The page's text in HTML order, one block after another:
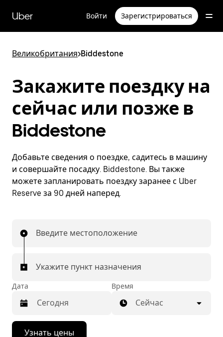
перейти
к
содержимому
Uber Войти Зарегистрироваться
Великобритания>Biddestone
Закажите поездку на
сейчас или позже в
Biddestone
Добавьте сведения о поездке, садитесь в машину
и совершайте посадку. Biddestone. Вы также
можете запланировать поездку заранее с Uber
Reserve за 90 дней наперед.
Введите местоположение
Укажите пункт назначения
Дата
Нажмите
Время
Сейчас
Узнать цены